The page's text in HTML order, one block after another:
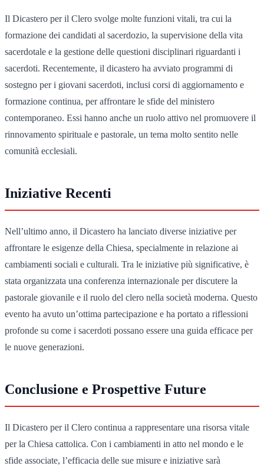
Il Dicastero per il Clero svolge molte funzioni vitali, tra cui la
formazione dei candidati al sacerdozio, la supervisione della vita
sacerdotale e la gestione delle questioni disciplinari riguardanti i
sacerdoti. Recentemente, il dicastero ha avviato programmi di
sostegno per i giovani sacerdoti, inclusi corsi di aggiornamento e
formazione continua, per affrontare le sfide del ministero
contemporaneo. Essi hanno anche un ruolo attivo nel promuovere il
rinnovamento spirituale e pastorale, un tema molto sentito nelle
comunità ecclesiali.
Iniziative Recenti
Nell’ultimo anno, il Dicastero ha lanciato diverse iniziative per
affrontare le esigenze della Chiesa, specialmente in relazione ai
cambiamenti sociali e culturali. Tra le iniziative più significative, è
stata organizzata una conferenza internazionale per discutere la
pastorale giovanile e il ruolo del clero nella società moderna. Questo
evento ha avuto un’ottima partecipazione e ha portato a riflessioni
profonde su come i sacerdoti possano essere una guida efficace per
le nuove generazioni.
Conclusione e Prospettive Future
Il Dicastero per il Clero continua a rappresentare una risorsa vitale
per la Chiesa cattolica. Con i cambiamenti in atto nel mondo e le
sfide associate, l’efficacia delle sue misure e iniziative sarà